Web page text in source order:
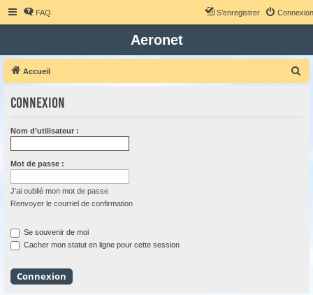
FAQ Connexion
S’enregistrer
Aeronet
Accueil
Connexion
Nom d’utilisateur :
Mot de passe :
J’ai oublié mon mot de passe
Renvoyer le courriel de confirmation
Se souvenir de moi
Cacher mon statut en ligne pour cette session